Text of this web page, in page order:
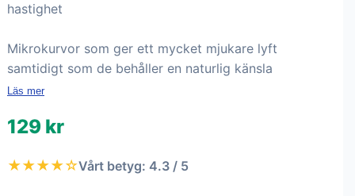
hastighet
Mikrokurvor som ger ett mycket mjukare lyft
samtidigt som de behåller en naturlig känsla
Läs mer
129 kr
★★★★☆Vårt betyg: 4.3 / 5